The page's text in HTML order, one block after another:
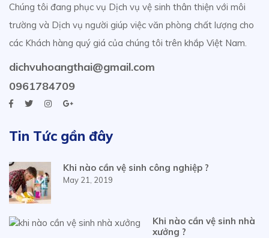
Chúng tôi đang phục vụ Dịch vụ vệ sinh thân thiện với môi
trường và Dịch vụ người giúp việc văn phòng chất lượng cho
các Khách hàng quý giá của chúng tôi trên khắp Việt Nam.
dichvuhoangthai@gmail.com
0961784709
Tin Tức gần đây
Khi nào cần vệ sinh công nghiệp ?
May 21, 2019
Khi nào cần vệ sinh nhà
xưởng ?